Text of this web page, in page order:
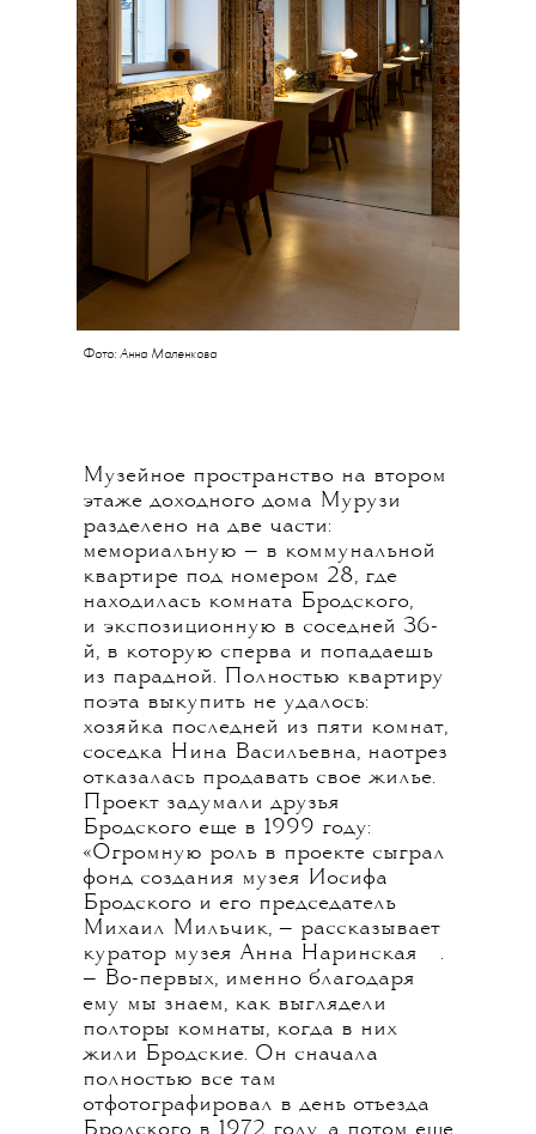
Фото: Анна Маленкова
Музейное пространство на втором
этаже доходного дома Мурузи
разделено на две части:
мемориальную — в коммунальной
квартире под номером 28, где
находилась комната Бродского,
и экспозиционную в соседней 36-
й, в которую сперва и попадаешь
из парадной. Полностью квартиру
поэта выкупить не удалось:
хозяйка последней из пяти комнат,
соседка Нина Васильевна, наотрез
отказалась продавать свое жилье.
Проект задумали друзья
Бродского еще в 1999 году:
«Огромную роль в проекте сыграл
фонд создания музея Иосифа
Бродского и его председатель
Михаил Мильчик, — рассказывает
куратор музея Анна Наринская
.
— Во-первых, именно благодаря
ему мы знаем, как выглядели
полторы комнаты, когда в них
жили Бродские. Он сначала
полностью все там
отфотографировал в день отъезда